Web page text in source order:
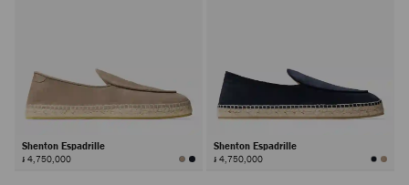
Shenton Espadrille
៛ 4,750,000
Shenton Espadrille
៛ 4,750,000